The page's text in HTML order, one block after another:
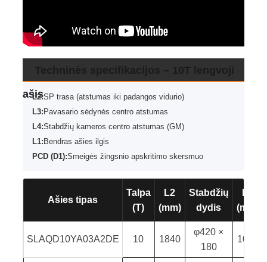
ašis
L2:SP trasa (atstumas iki padangos vidurio)
L3: Pavasario sėdynės centro atstumas
L4:Stabdžių kameros centro atstumas (GM)
L1: Bendras ašies ilgis
PCD (D1):Smeigės žingsnio apskritimo skersmuo
Ašies tipas
Talpa
(T)
L2
(mm)
Stabdžių
dydis
(mm)
SLAQD10YA03A2DE 10 1840
φ420 ×
180
1000